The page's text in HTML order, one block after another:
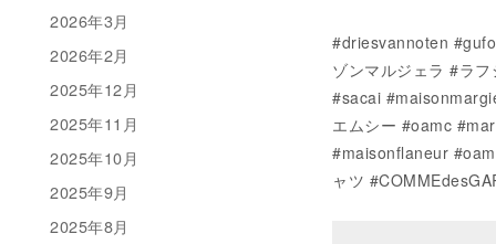
#driesvannoten
ゾンマルジェラ #ラ
#sacai
エムシー #oamc
#maisonflaneur
ャツ
2026年3月
2026年2月
2025年12月
2025年11月
2025年10月
2025年9月
2025年8月